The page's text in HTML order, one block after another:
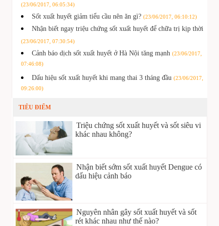
(23/06/2017, 06:05:34)
Sốt xuất huyết giảm tiểu cầu nên ăn gì? (23/06/2017, 06:10:12)
Nhận biết ngay triệu chứng sốt xuất huyết để chữa trị kịp thời
(23/06/2017, 07:30:54)
Cảnh báo dịch sốt xuất huyết ở Hà Nội tăng mạnh (23/06/2017,
07:46:08)
Dấu hiệu sốt xuất huyết khi mang thai 3 tháng đầu (23/06/2017,
09:26:00)
TIÊU ĐIỂM
Triệu chứng sốt xuất huyết và sốt siêu vi
khác nhau không?
Nhận biết sớm sốt xuất huyết Dengue có
dấu hiệu cảnh báo
Nguyên nhân gây sốt xuất huyết và sốt
rét khác nhau như thế nào?